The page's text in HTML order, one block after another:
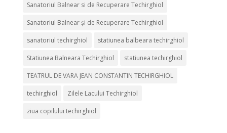
Sanatoriul Balnear si de Recuperare Techirghiol
Sanatoriul Balnear și de Recuperare Techirghiol
sanatoriul techirghiol statiunea balbeara techirghiol
Statiunea Balneara Techirghiol statiunea techirghiol
TEATRUL DE VARA JEAN CONSTANTIN TECHIRGHIOL
techirghiol Zilele Lacului Techirghiol
ziua copilului techirghiol